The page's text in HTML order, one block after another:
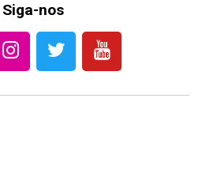
Siga-nos